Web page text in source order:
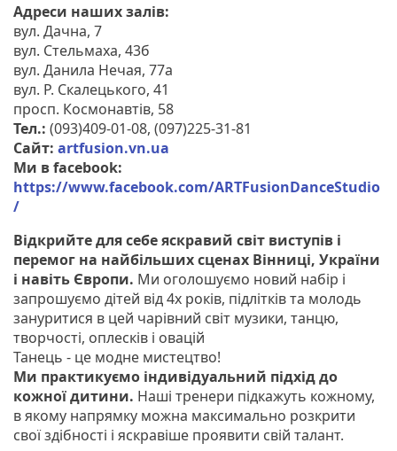
Адреси наших залів:
вул. Дачна, 7
вул. Стельмаха, 43б
вул. Данила Нечая, 77а
вул. Р. Скалецького, 41
просп. Космонавтів, 58
Тел.: (093)409-01-08, (097)225-31-81
Сайт: artfusion.vn.ua
Ми в facebook:
https://www.facebook.com/ARTFusionDanceStudio
/
Відкрийте для себе яскравий світ виступів і
перемог на найбільших сценах Вінниці, України
і навіть Європи. Ми оголошуємо новий набір і
запрошуємо дітей від 4х років, підлітків та молодь
зануритися в цей чарівний світ музики, танцю,
творчості, оплесків і овацій
Танець - це модне мистецтво!
Ми практикуємо індивідуальний підхід до
кожної дитини. Наші тренери підкажуть кожному,
в якому напрямку можна максимально розкрити
свої здібності і яскравіше проявити свій талант.